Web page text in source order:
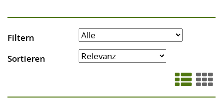
Filtern
Sortieren